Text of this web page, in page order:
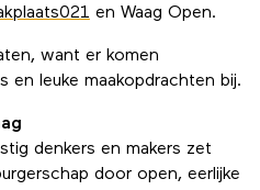
en Waag Open.
want er komen
en leuke maakopdrachten bij.
denkers en makers zet
door open, eerlijke